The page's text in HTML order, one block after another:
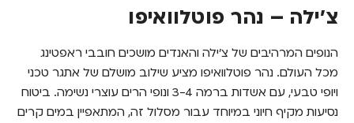
צ'ילה – נהר פוטלוואיפו
הנופים המרהיבים של צ'ילה והאנדים מושכים חובבי ראפטינג
מכל העולם. נהר פוטלוואיפו מציע שילוב מושלם של אתגר טכני
ויופי טבעי, עם אשדות ברמה 3-4 ונופי הרים עוצרי נשימה. ביטוח
נסיעות מקיף חיוני במיוחד עבור מסלול זה, המתאפיין במים קרים